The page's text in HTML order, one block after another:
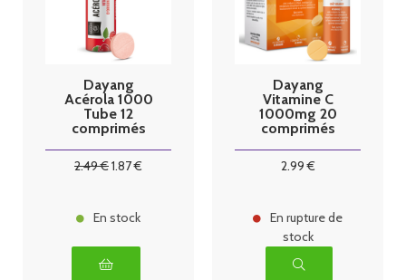
Dayang
Acérola 1000
Tube 12
comprimés
2.49€1.87€
En stock
Dayang
Vitamine C
1000mg 20
comprimés
2.99€
En rupture de
stock